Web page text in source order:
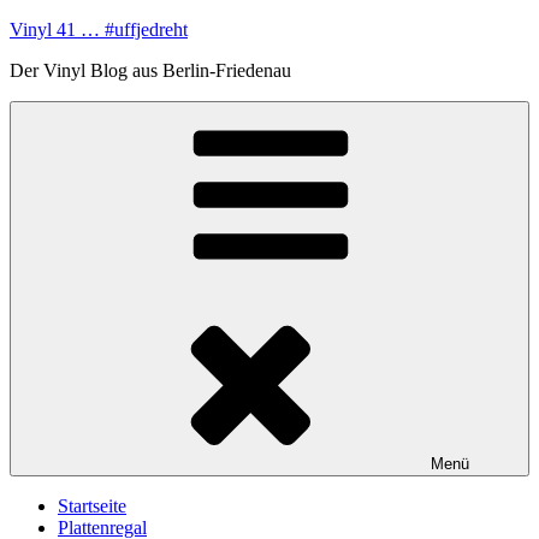
Zum
springen
Vinyl 41 … #uffjedreht
Der Vinyl Blog aus Berlin-Friedenau
Menü
Startseite
Plattenregal